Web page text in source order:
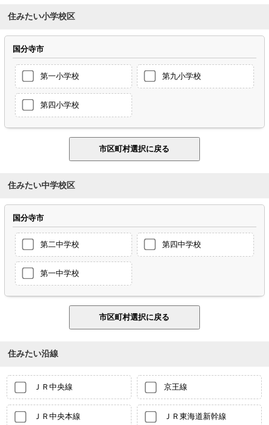
住みたい小学校区
国分寺市
第一小学校 第九小学校
第四小学校
住みたい中学校区
国分寺市
第二中学校 第四中学校
第一中学校
住みたい沿線
ＪＲ中央線 京王線
ＪＲ中央本線 ＪＲ東海道新幹線